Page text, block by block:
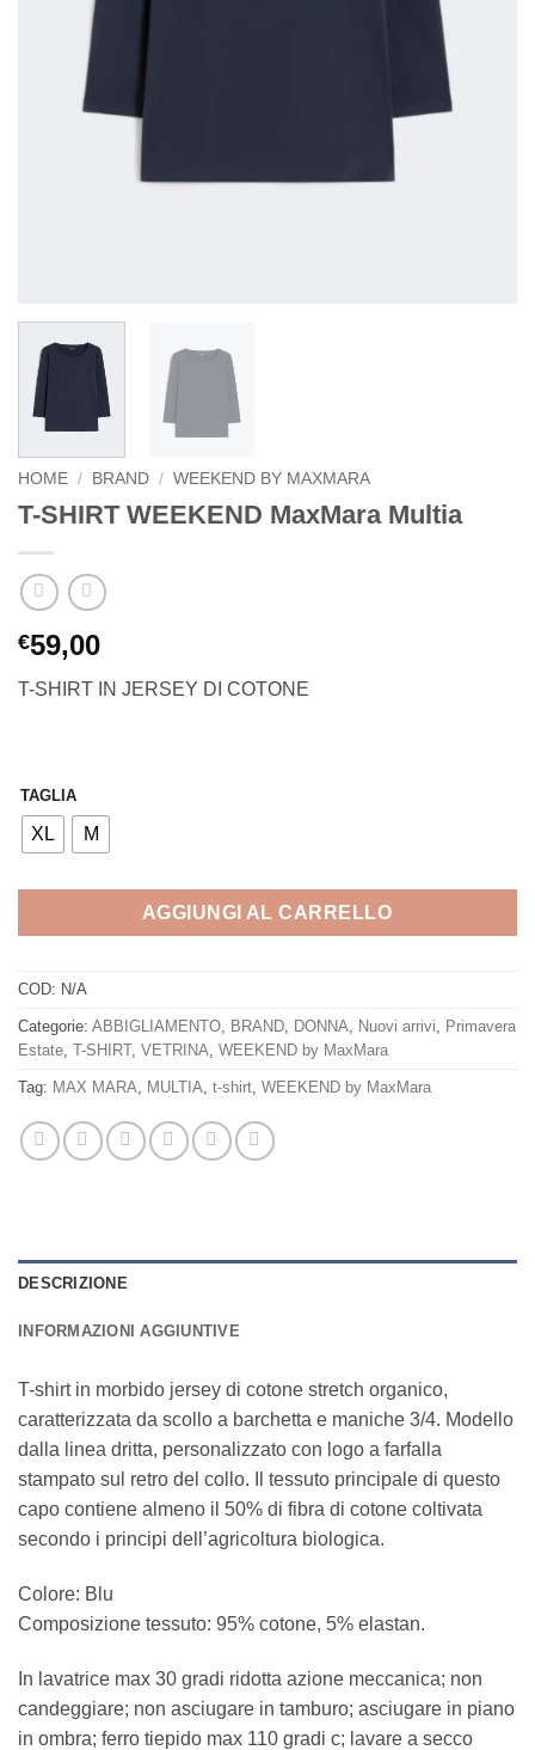
HOME / BRAND / WEEKEND BY MAXMARA
T-SHIRT WEEKEND MaxMara Multia
€59,00
T-SHIRT IN JERSEY DI COTONE
TAGLIA
XL M
AGGIUNGI AL CARRELLO
COD: N/A
Categorie: ABBIGLIAMENTO, BRAND, DONNA, Nuovi arrivi, Primavera
Estate, T-SHIRT, VETRINA, WEEKEND by MaxMara
Tag: MAX MARA, MULTIA, t-shirt, WEEKEND by MaxMara
DESCRIZIONE
INFORMAZIONI AGGIUNTIVE
T-shirt in morbido jersey di cotone stretch organico,
caratterizzata da scollo a barchetta e maniche 3/4. Modello
dalla linea dritta, personalizzato con logo a farfalla
stampato sul retro del collo. Il tessuto principale di questo
capo contiene almeno il 50% di fibra di cotone coltivata
secondo i principi dell’agricoltura biologica.
Colore: Blu
Composizione tessuto: 95% cotone, 5% elastan.
In lavatrice max 30 gradi ridotta azione meccanica; non
candeggiare; non asciugare in tamburo; asciugare in piano
in ombra; ferro tiepido max 110 gradi c; lavare a secco